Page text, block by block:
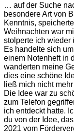
… auf der Suche
besondere Art von
Kenntnis,
Weihnachten war
stolperte ich wieder
Es handelte sich
einem Notenheft in
wanderten meine
dies eine schöne
ließ mich nicht
Die Idee war zu
zum Telefon
ich entdeckt hatte.
du von der Idee,
2021 vom